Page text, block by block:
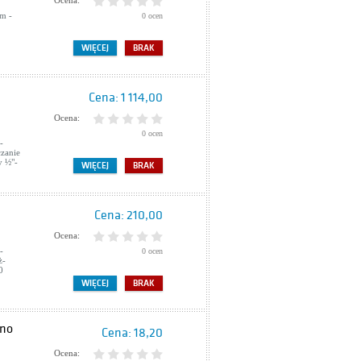
- 0 ocen
BRAK
WIĘCEJ
½"-
Cena: 1 114,00
Ocena:
0 ocen
BRAK
WIĘCEJ
Cena: 210,00
Ocena:
0 ocen
BRAK
WIĘCEJ
Cena: 18,20
Ocena: